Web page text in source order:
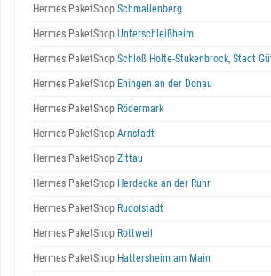
Hermes PaketShop Schmallenberg
Hermes PaketShop Unterschleißheim
Hermes PaketShop Schloß Holte-Stukenbrock, Stadt
Hermes PaketShop Ehingen an der Donau
Hermes PaketShop Rödermark
Hermes PaketShop Arnstadt
Hermes PaketShop Zittau
Hermes PaketShop Herdecke an der Ruhr
Hermes PaketShop Rudolstadt
Hermes PaketShop Rottweil
Hermes PaketShop Hattersheim am Main